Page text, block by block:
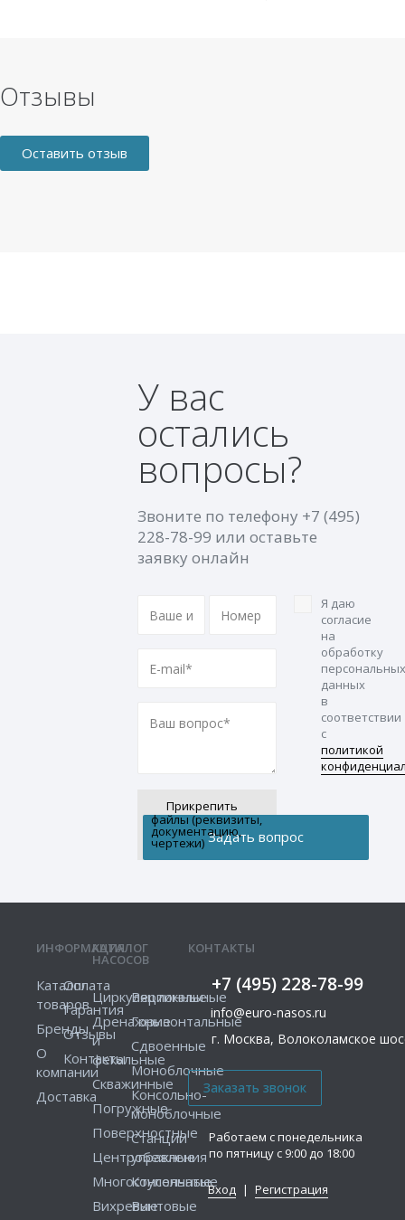
Отзывы
Оставить отзыв
У вас
остались
вопросы?
Звоните по телефону +7 (495)
228-78-99 или оставьте
заявку онлайн
Прикрепить
файлы (реквизиты,
документацию,
чертежи)
Я даю
согласие
на
обработку
персональных
данных
в
соответствии
с
политикой
КОНТАКТЫ
+7 (495) 228-78-99
info@euro-nasos.ru
г. Москва, Волоколамское
Работаем с понедельника
по пятницу с 9:00 до 18:00
Вход | Регистрация
ИНФОРМАЦИЯ
Каталог
товаров
Бренды
О
компании
Доставка
Оплата
Гарантия
Отзывы
Контакты
КАТАЛОГ
НАСОСОВ
Циркуляционные
Дренажные
и
фекальные
Скважинные
Погружные
Поверхностные
Центробежные
Многоступенчатые
Вихревые
Вертикальные
Горизонтальные
Сдвоенные
Моноблочные
Консольно-
моноблочные
Станции
управления
Консольные
Винтовые